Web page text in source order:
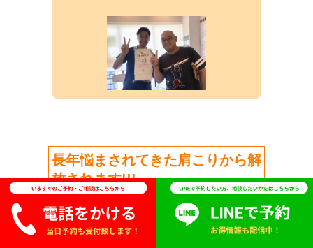
長年悩まされてきた肩こりから解
放されます!!!
知人からの紹介で伺いました。